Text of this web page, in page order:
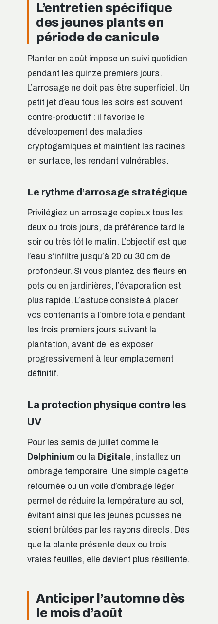
L’entretien spécifique
des jeunes plants en
période de canicule
Planter en août impose un suivi quotidien
pendant les quinze premiers jours.
L’arrosage ne doit pas être superficiel. Un
petit jet d’eau tous les soirs est souvent
contre-productif : il favorise le
développement des maladies
cryptogamiques et maintient les racines
en surface, les rendant vulnérables.
Le rythme d’arrosage stratégique
Privilégiez un arrosage copieux tous les
deux ou trois jours, de préférence tard le
soir ou très tôt le matin. L’objectif est que
l’eau s’infiltre jusqu’à 20 ou 30 cm de
profondeur. Si vous plantez des fleurs en
pots ou en jardinières, l’évaporation est
plus rapide. L’astuce consiste à placer
vos contenants à l’ombre totale pendant
les trois premiers jours suivant la
plantation, avant de les exposer
progressivement à leur emplacement
définitif.
La protection physique contre les
UV
Pour les semis de juillet comme le
Delphinium ou la Digitale, installez un
ombrage temporaire. Une simple cagette
retournée ou un voile d’ombrage léger
permet de réduire la température au sol,
évitant ainsi que les jeunes pousses ne
soient brûlées par les rayons directs. Dès
que la plante présente deux ou trois
vraies feuilles, elle devient plus résiliente.
Anticiper l’automne dès
le mois d’août